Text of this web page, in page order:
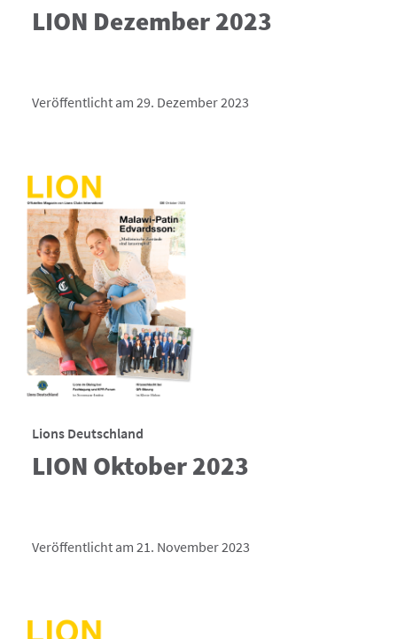
LION Dezember 2023
Veröffentlicht am 29. Dezember 2023
Lions Deutschland
LION Oktober 2023
Veröffentlicht am 21. November 2023